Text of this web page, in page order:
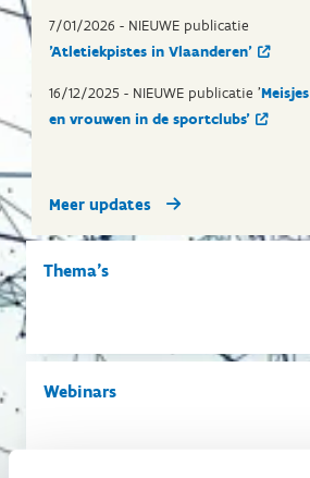
7/01/2026 - NIEUWE publicatie
'Atletiekpistes in Vlaanderen'
16/12/2025 - NIEUWE publicatie 'Meisjes
en vrouwen in de sportclubs'
Meer updates
Thema's
Webinars